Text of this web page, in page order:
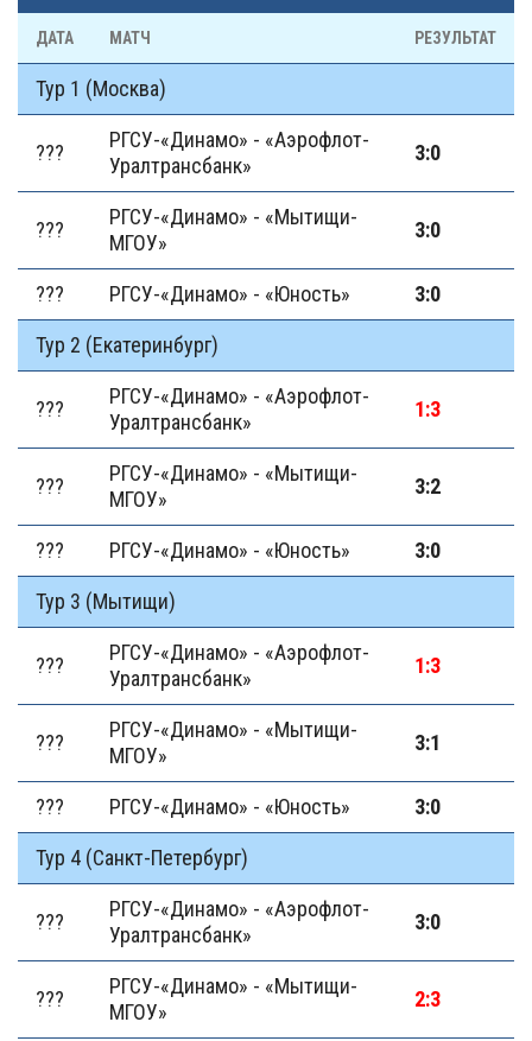
ДАТА МАТЧ РЕЗУЛЬТАТ
Тур 1 (Москва)
???
РГСУ-«Динамо» - «Аэрофлот-
Уралтранcбанк»
3:0
???
РГСУ-«Динамо» - «Мытищи-
МГОУ»
3:0
??? РГСУ-«Динамо» - «Юность» 3:0
Тур 2 (Екатеринбург)
???
РГСУ-«Динамо» - «Аэрофлот-
Уралтранcбанк»
1:3
???
РГСУ-«Динамо» - «Мытищи-
МГОУ»
3:2
??? РГСУ-«Динамо» - «Юность» 3:0
Тур 3 (Мытищи)
???
РГСУ-«Динамо» - «Аэрофлот-
Уралтранcбанк»
1:3
???
РГСУ-«Динамо» - «Мытищи-
МГОУ»
3:1
??? РГСУ-«Динамо» - «Юность» 3:0
Тур 4 (Санкт-Петербург)
???
РГСУ-«Динамо» - «Аэрофлот-
Уралтранcбанк»
3:0
???
РГСУ-«Динамо» - «Мытищи-
МГОУ»
2:3